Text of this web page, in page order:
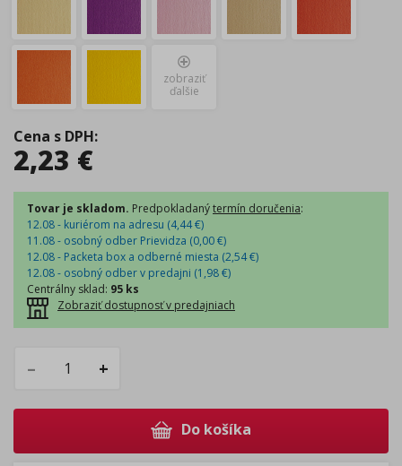
zobraziť
ďalšie
Cena s DPH:
2,23 €
Tovar je skladom. Predpokladanýtermín doručenia:
12.08 - kuriérom na adresu (4,44€)
11.08 - osobný odber Prievidza (0,00€)
12.08 - Packeta box a odberné miesta (2,54€)
12.08 - osobný odber v predajni (1,98€)
Centrálny sklad: 95 ks
Zobraziť dostupnosť v predajniach
– +
Do košíka